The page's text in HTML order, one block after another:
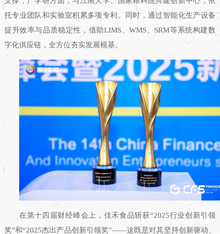
托专业团队和实验室积累多项专利。同时，通过智能化生产设备
提升效率与品质稳定性，借助LIMS、WMS、SRM等系统构建数
字化供应链，全方位夯实发展根基。
在第十四届财经峰会上，佳禾食品斩获“2025行业创新引领
奖”和“2025杰出产品创新引领奖”——这既是对其坚持创新驱动、